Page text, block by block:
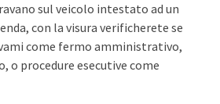
sul veicolo intestato ad un
con la visura verificherete se
come fermo amministrativo,
o procedure esecutive come